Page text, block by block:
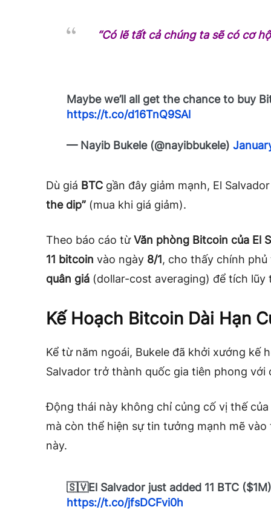
“Có lẽ tất cả chúng ta sẽ có cơ
Maybe we’ll all get the chance to buy
https://t.co/d16TnQ9SAl
— Nayib Bukele (@nayibbukele)
Dù giá BTC gần đây giảm mạnh, El
the dip” (mua khi giá giảm).
Theo báo cáo từVăn phòng Bitcoin của El
11 bitcoin vào ngày 8/1, cho thấy chính
quân giá (dollar-cost averaging) để tích lũy
Kế Hoạch Bitcoin Dài Hạn
Kể từ năm ngoái, Bukele đã khởi xướng kế
Salvador trở thành quốc gia tiên phong
Động thái này không chỉ củng cố vị thế
mà còn thể hiện sự tin tưởng mạnh mẽ
này.
🇸🇻El Salvador just added 11 BTC
https://t.co/jfsDCFvi0h